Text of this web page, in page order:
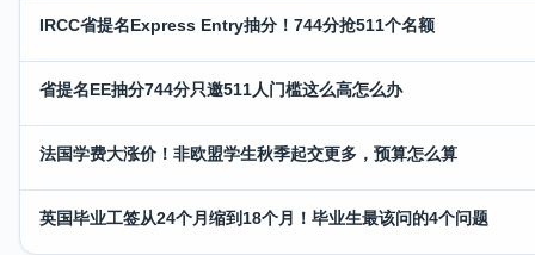
IRCC省提名Express Entry抽分！744分抢511个名额
省提名EE抽分744分只邀511人门槛这么高怎么办
法国学费大涨价！非欧盟学生秋季起交更多，预算怎么算
英国毕业工签从24个月缩到18个月！毕业生最该问的4个问题